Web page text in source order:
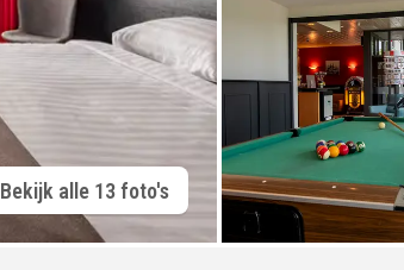
Bekijk alle 13 foto's